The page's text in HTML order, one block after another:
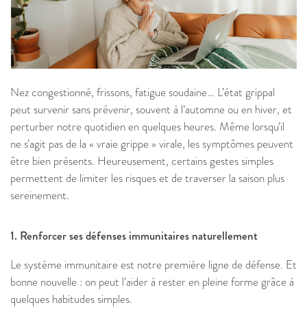
Nez congestionné, frissons, fatigue soudaine… L’état grippal
peut survenir sans prévenir, souvent à l’automne ou en hiver, et
perturber notre quotidien en quelques heures. Même lorsqu’il
ne s’agit pas de la « vraie grippe » virale, les symptômes peuvent
être bien présents. Heureusement, certains gestes simples
permettent de limiter les risques et de traverser la saison plus
sereinement.
1. Renforcer ses défenses immunitaires naturellement
Le système immunitaire est notre première ligne de défense. Et
bonne nouvelle : on peut l’aider à rester en pleine forme grâce à
quelques habitudes simples.